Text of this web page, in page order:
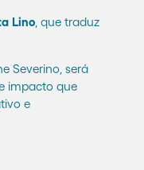
Lino , que traduz
Severino, será
impacto que
e